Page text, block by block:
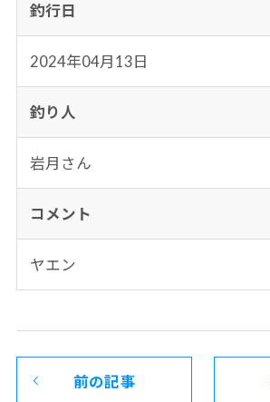
釣行日
2024年04月13日
釣り人
岩月さん
コメント
ヤエン
前の記事